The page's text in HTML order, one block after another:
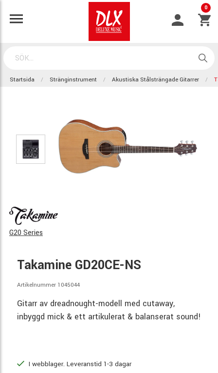
0
Startsida Stränginstrument Akustiska Stålsträngade Gitarrer
G20 Series
Takamine GD20CE-NS
Artikelnummer 1045044
Gitarr av dreadnought-modell med cutaway,
inbyggd mick & ett artikulerat & balanserat sound!
I webblager. Leveranstid 1-3 dagar